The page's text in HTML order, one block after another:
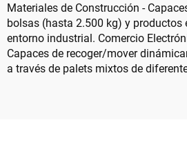
Materiales de Construcción -
bolsas (hasta 2.500 kg) y productos
entorno industrial. Comercio
Capaces de recoger/mover
a través de palets mixtos de